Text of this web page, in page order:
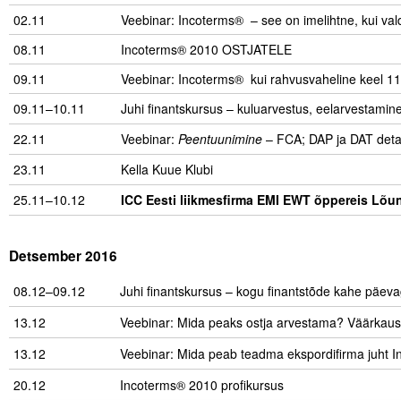
02.11
Veebinar: Incoterms® – see on imelihtne, kui
08.11
Incoterms® 2010 OSTJATELE
09.11
Veebinar: Incoterms® kui rahvusvaheline keel
09.11–10.11
Juhi finantskursus – kuluarvestus,
22.11
Veebinar: Peentuunimine – FCA; DAP ja DAT
23.11
Kella Kuue Klubi
25.11–10.12
ICC Eesti liikmesfirma EMI EWT õppereis
Detsember 2016
08.12–09.12
Juhi finantskursus – kogu finantstõde kahe
13.12
Veebinar: Mida peaks ostja arvestama?
13.12
Veebinar: Mida peab teadma ekspordifirma juht
20.12
Incoterms® 2010 profikursus